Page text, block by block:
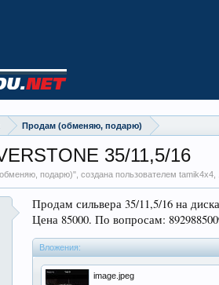
Продам (обменяю, подарю)
35/11,5/16
подарю)", создана пользователем tamik4x4,
Продам сильвера 35/11,5/16 на
Цена 85000. По вопросам:
Вложения:
image.jpeg